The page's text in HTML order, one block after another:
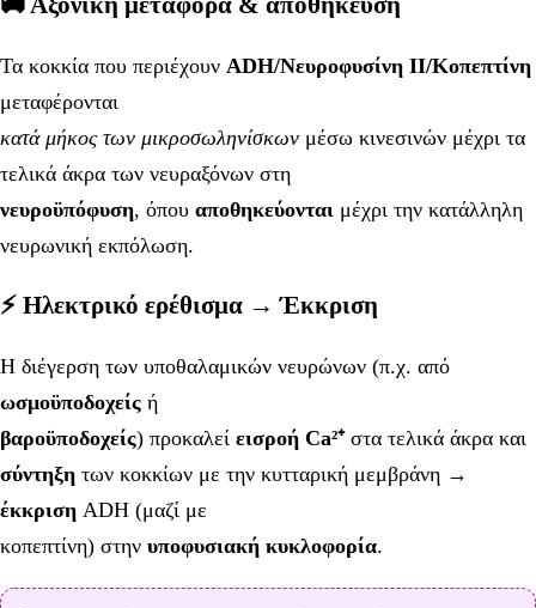
Τα κοκκία που περιέχουν ADH/Νευροφυσίνη II/Κοπεπτίνη
μεταφέρονται
κατά μήκος των μικροσωληνίσκων μέσω κινεσινών μέχρι τα
τελικά άκρα των νευραξόνων στη
νευροϋπόφυση, όπου αποθηκεύονται μέχρι την κατάλληλη
νευρωνική εκπόλωση.
⚡ Ηλεκτρικό ερέθισμα → Έκκριση
Η διέγερση των υποθαλαμικών νευρώνων (π.χ. από
ωσμοϋποδοχείς ή
βαροϋποδοχείς) προκαλεί εισροή Ca²⁺στα τελικά άκρα και
σύντηξη των κοκκίων με την κυτταρική μεμβράνη →
έκκριση ADH (μαζί με
κοπεπτίνη) στην υποφυσιακή κυκλοφορία.